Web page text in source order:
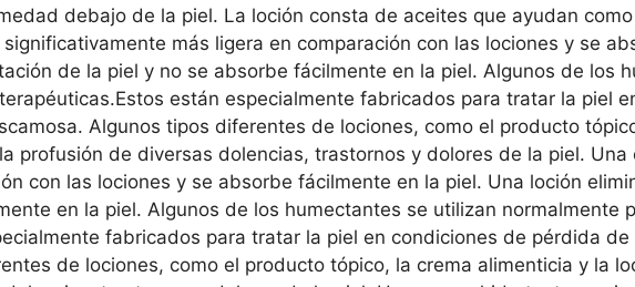
debajo de la piel. La loción consta de aceites que ayudan
más ligera en comparación con las lociones y se
de la piel y no se absorbe fácilmente en la piel. Algunos de los
están especialmente fabricados para tratar la piel
Algunos tipos diferentes de lociones, como el producto
profusión de diversas dolencias, trastornos y dolores de la piel.
con las lociones y se absorbe fácilmente en la piel. Una loción
en la piel. Algunos de los humectantes se utilizan normalmente
fabricados para tratar la piel en condiciones de pérdida
de lociones, como el producto tópico, la crema alimenticia y la